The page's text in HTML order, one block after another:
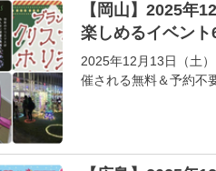
【岡山】2025年
楽しめるイベント
2025年12月13日（土
催される無料＆予約不